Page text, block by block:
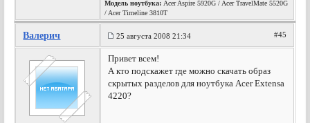
Модель ноутбука: Acer Aspire 5920G / Acer TravelMate 5520G
/ Acer Timeline 3810T
Валерич 25 августа 2008 21:34 #45
Привет всем!
А кто подскажет где можно скачать образ
скрытых разделов для ноутбука Acer Extensa
4220?